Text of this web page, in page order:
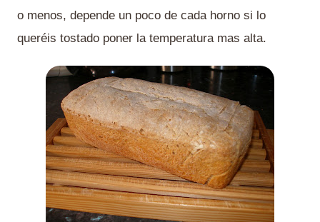
o menos, depende un poco de cada horno si lo
queréis tostado poner la temperatura mas alta.